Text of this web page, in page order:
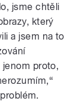
jsme chtěli
který
a jsem na to
proto,